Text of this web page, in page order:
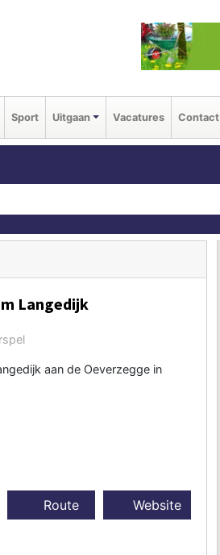
Sport Uitgaan Vacatures Contact
Langedijk
aan de Oeverzegge in
Route Website